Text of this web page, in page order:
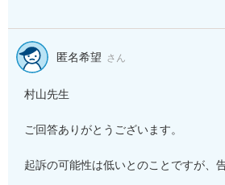
匿名希望 さん
村山先生
ご回答ありがとうございます。
起訴の可能性は低いとのことですが、